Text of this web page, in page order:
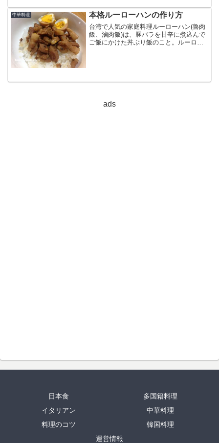
中華料理 本格ルーローハンの作り方
台湾で人気の家庭料理ルーローハン(魯肉
飯、滷肉飯)は、豚バラを甘辛に煮込んで
ご飯にかけた丼ぶり飯のこと。ルーロー
ads
日本食
多国籍料理
イタリアン
中華料理
料理のコツ
韓国料理
運営情報